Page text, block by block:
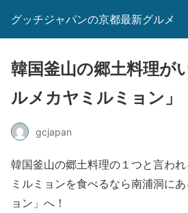
グッチジャパンの京都最新グルメ
韓国釜山の郷土料理が
ルメカヤミルミョン」
gcjapan
韓国釜山の郷土料理の１つと言わ
ミルミョンを食べるなら南浦洞に
ョン」へ！